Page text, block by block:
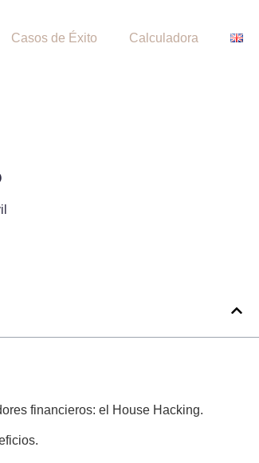
Casos de Éxito Calculadora
financieros: el House Hacking.